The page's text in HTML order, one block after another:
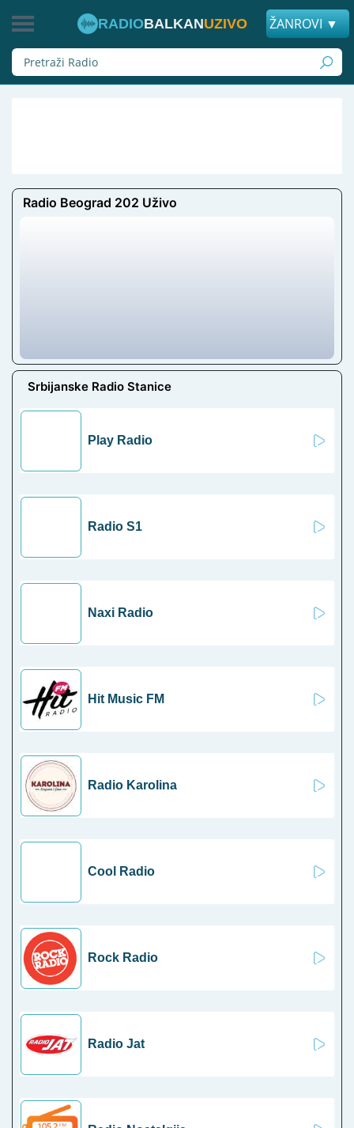
RADIOBALKANUZIVO ŽANROVI ▼
Radio Beograd 202 Uživo
Srbijanske Radio Stanice
Play Radio
Radio S1
Naxi Radio
Hit Music FM
Radio Karolina
Cool Radio
Rock Radio
Radio Jat